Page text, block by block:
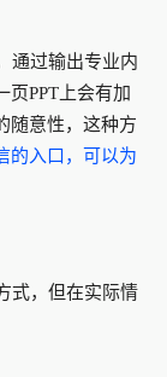
通过输出专业内
页PPT上会有加
随意性，这种方
的入口，可以为
式，但在实际情